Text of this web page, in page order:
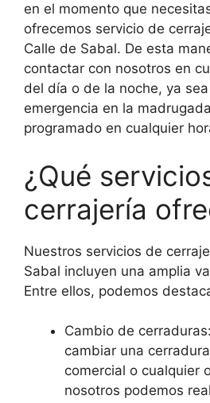
en el momento que
ofrecemos servicio de
Calle de Sabal. De esta
contactar con nosotros en
del día o de la noche, ya
emergencia en la
programado en cualquier
¿Qué
cerrajería
Nuestros servicios de
Sabal incluyen una amplia
Entre ellos, podemos
Cambio de
cambiar una
comercial o cualquier
nosotros podemos